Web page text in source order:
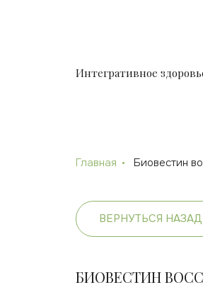
Интегративное
Главная Биовестин
ВЕРНУТЬСЯ НАЗАД
БИОВЕСТИН